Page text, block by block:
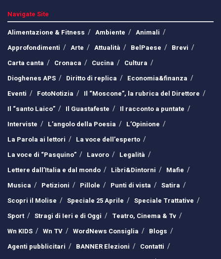
Navigate Site
Alimentazione & Fitness
Ambiente
Animali
Approfondimenti
Arte Attualità BelPaese
Brevi
Carta canta
Cronaca Cucina
Cultura
Dioghenes APS
Diritto di replica
Economia&finanza
Eventi
FotoNotizia
Il “Moscone”, la rubrica del Direttore
Il “santo Laico”
Il Guastafeste
Il racconto a puntate
Interviste
L’angolo della Poesia
L’Opinione
La Parola ai lettori
La voce dell’esperto
La voce di “Pasquino”
Lavoro
Legalità
Lettere dall’Italia e dal mondo
Libri&Dintorni
Mafie
Musica
Petizioni Pillole Punti di vista
Satira
Scopri il Molise
Speciale 25 Aprile
Speciale Trattative
Sport
Stragi di Ieri e di Oggi
Teatro, Cinema & Tv
Wn KIDS
Wn TV WordNews Consiglia
Blogs
Agenti pubblicitari
BANNER Elezioni
Contatti